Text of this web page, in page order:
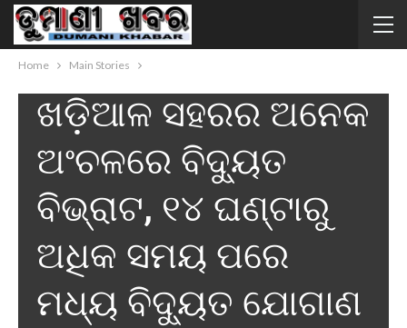
Home Main Stories
MAIN STORIES
ଖଡ଼ିଆଳ ସହରର ଅନେକ
ଅଂଚଳରେ ବିଦ୍ୟୁତ
ବିଭ୍ରାଟ, ୧୪ ଘଣ୍ଟାରୁ
ଅଧିକ ସମୟ ପରେ
ମଧ୍ୟ ବିଦ୍ୟୁତ ଯୋଗାଣ